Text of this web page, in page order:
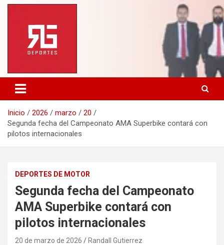
Saltar
contenido
Inicio 2026 marzo
20
Segunda fecha del Campeonato AMA Superbike contará con
pilotos internacionales
DEPORTES DE MOTOR
Segunda fecha del Campeonato
AMA Superbike contará con
pilotos internacionales
20 de marzo de 2026 Randall Gutierrez